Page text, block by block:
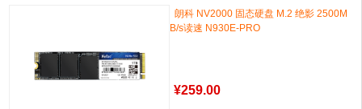
朗科 NV2000 固态硬盘 M.2 绝影 2500M
B/s读速 N930E-PRO
¥259.00